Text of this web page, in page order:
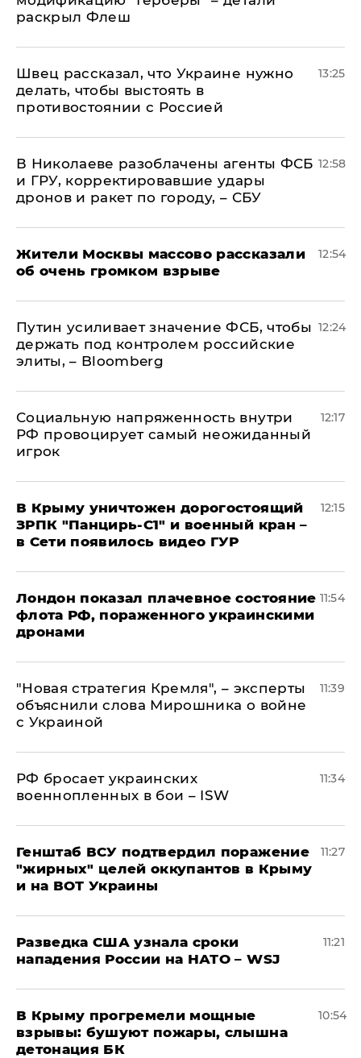
раскрыл Флеш
Швец рассказал, что Украине нужно
делать, чтобы выстоять в
противостоянии с Россией
13:25
В Николаеве разоблачены агенты ФСБ
и ГРУ, корректировавшие удары
дронов и ракет по городу, – СБУ
12:58
Жители Москвы массово рассказали
об очень громком взрыве
12:54
Путин усиливает значение ФСБ, чтобы
держать под контролем российские
элиты, – Bloomberg
12:24
Социальную напряженность внутри
РФ провоцирует самый неожиданный
игрок
12:17
В Крыму уничтожен дорогостоящий
ЗРПК "Панцирь-С1" и военный кран –
в Сети появилось видео ГУР
12:15
Лондон показал плачевное состояние
флота РФ, пораженного украинскими
дронами
11:54
"Новая стратегия Кремля", – эксперты
объяснили слова Мирошника о войне
с Украиной
11:39
РФ бросает украинских
военнопленных в бои – ISW
11:34
Генштаб ВСУ подтвердил поражение
"жирных" целей оккупантов в Крыму
и на ВОТ Украины
11:27
Разведка США узнала сроки
нападения России на НАТО – WSJ
11:21
В Крыму прогремели мощные
взрывы: бушуют пожары, слышна
детонация БК
10:54